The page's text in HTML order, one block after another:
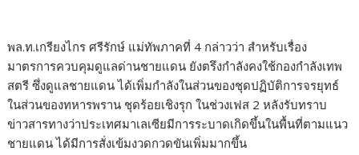
k
พล.ท.เกรียงไกร ศรีรักษ์ แม่ทัพภาคที่ 4 กล่าวว่า สำหรับเรื่อง
มาตรการควบคุมดูแลด่านชายแดน ยังตรึงกำลังคงใช้กองกำลังเทพ
สตรี ซึ่งดูแลชายแดน ได้เพิ่มกำลังในส่วนของชุดปฏิบัติการจรยุทธ์
ในส่วนของทหารพราน ชุดร้อยเชิงรุก ในช่วงเฟส 2 หลังรับทราบ
ข่าวสารทางว่าประเทศมาเลเซียมีการระบาดเกิดขึ้นในพื้นที่ตามแนว
ชายแดน ได้มีการสั่งเข้มงวดกวดขันเพิ่มมากขึ้น